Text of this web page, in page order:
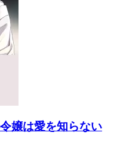
嬢は愛を知らない